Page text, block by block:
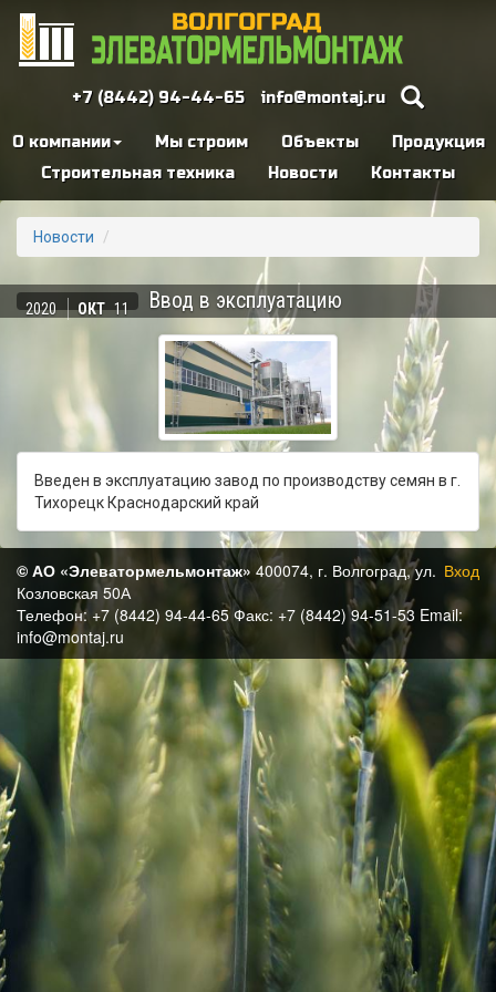
+7 (8442) 94-44-65 info@montaj.ru
О компании Мы строим Объекты
Продукция
Строительная техника
Новости Контакты
Новости
2020 ОКТ 11 Ввод в эксплуатацию
Введен в эксплуатацию завод по производству семян в г.
Тихорецк Краснодарский край
Вход
© АО «Элеватормельмонтаж» 400074, г. Волгоград, ул.
Козловская 50А
Телефон: +7 (8442) 94-44-65 Факс: +7 (8442) 94-51-53 Email:
info@montaj.ru